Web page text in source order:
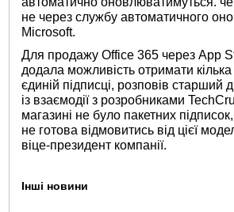
не через службу автоматичного
Microsoft.
Для продажу Office 365 через App
додала можливість отримати кілька
єдиній підписці, розповів старший
із взаємодії з розробниками
магазині не було пакетних
не готова відмовитись від цієї
віце-президент компанії.
Інші новини